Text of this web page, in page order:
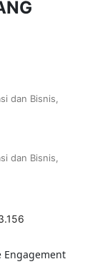
dan Bisnis,
dan Bisnis,
Engagement